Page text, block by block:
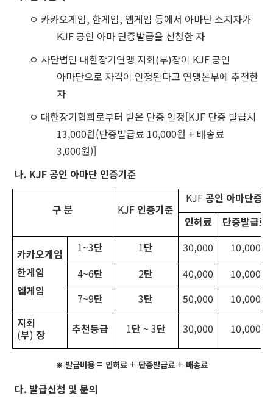
ㅇ 카카오게임, 한게임, 엠게임 등에서 아마단 소지자가
KJF 공인 아마 단증발급을 신청한 자
ㅇ 사단법인 대한장기연맹 지회(부)장이 KJF공인
아마단으로 자격이 인정된다고 연맹본부에 추천한
자
ㅇ 대한장기협회로부터 받은 단증 인정[KJF 단증 발급시
13,000원(단증발급료 10,000원 + 배송료
3,000원)]
나. KJF 공인 아마단 인증기준
구 분 KJF 인증기준
KJF 공인 아마단증
인허료
단증발급료
카카오게임
한게임
엠게임
1~3단 1단 30,000
10,000
4~6단 2단 40,000
10,000
7~9단 3단 50,000
10,000
지회
(부) 장 추천등급 1단 ~ 3단 30,000 10,000
⋇ 발급비용 = 인허료 + 단증발급료 + 배송료
다. 발급신청 및 문의